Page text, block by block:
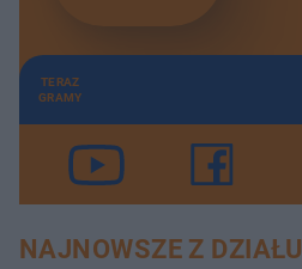
TERAZ
GRAMY
NAJNOWSZE Z